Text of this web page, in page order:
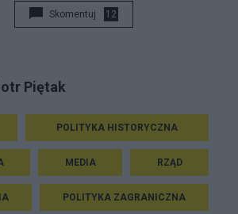
Skomentuj 12
Piętak
POLITYKA HISTORYCZNA
MEDIA RZĄD
POLITYKA ZAGRANICZNA